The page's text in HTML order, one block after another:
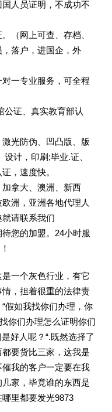
人员证明，不成功不
（网上可查、存档、
落户，进国企，外
一专业服务，可全程
证、真实教育部认
光防伪、凹凸版、版
计，印刷;毕业.证、
，速度快。
拿大、澳洲、新西
洲，亚洲各地代理人
请联系我们
您的加盟。24小时服
一个灰色行业，有它
，担着很重的法律责
假如我找你们办理，你
你们办理怎么证明你们
好人呢？“.既然选择了
要货比三家，这我是
我的客户一定要在我
家，毕竟谁的东西是
里都要发光9873